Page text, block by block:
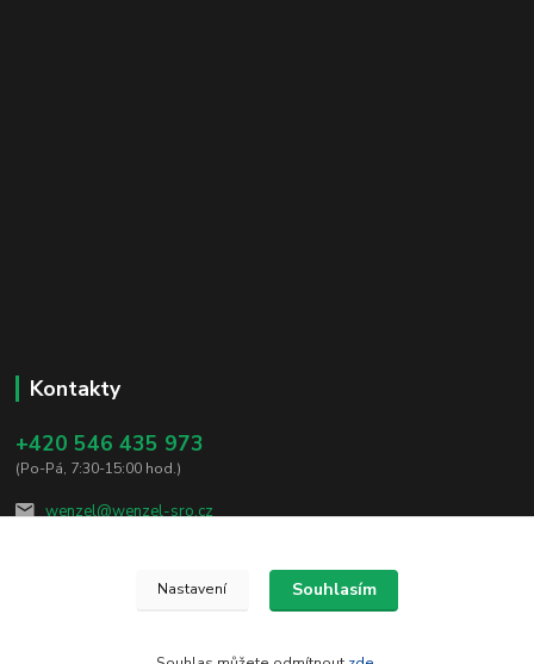
Kontakty
+420 546 435 973
(Po-Pá, 7:30-15:00 hod.)
wenzel@wenzel-sro.cz
Nastavení Souhlasím